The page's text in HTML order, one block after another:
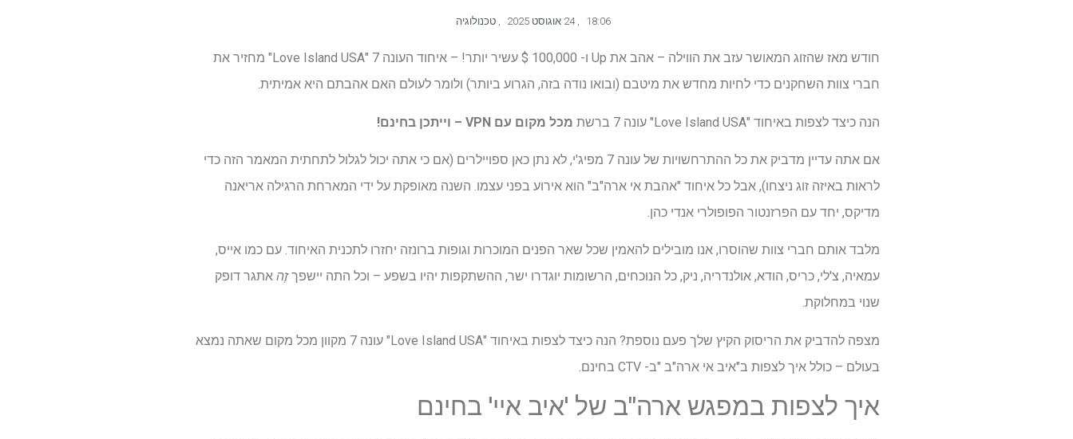
18:06
, 24 אוגוסט 2025 , טכנולוגיה
חודש מאז שהזוג המאושר עזב את הווילה – אהב את Up ו- 100,000 $ עשיר יותר! – איחוד העונה 7 "Love Island USA" מחזיר את
חברי צוות השחקנים כדי לחיות מחדש את מיטבם (ובואו נודה בזה, הגרוע ביותר) ולומר לעולם האם אהבתם היא אמיתית.
הנה כיצד לצפות באיחוד "Love Island USA" עונה 7 ברשת מכל מקום עם VPN – וייתכן בחינם!
אם אתה עדיין מדביק את כל ההתרחשויות של עונה 7 מפיג'י, לא נתן כאן ספויילרים (אם כי אתה יכול לגלול לתחתית המאמר הזה כדי
לראות באיזה זוג ניצחו), אבל כל איחוד "אהבת אי ארה"ב" הוא אירוע בפני עצמו. השנה מאופקת על ידי המארחת הרגילה אריאנה
מדיקס, יחד עם הפרזנטור הפופולרי אנדי כהן.
מלבד אותם חברי צוות שהוסרו, אנו מובילים להאמין שכל שאר הפנים המוכרות וגופות ברונזה יחזרו לתכנית האיחוד. עם כמו אייס,
עמאיה, צ'לי, כריס, הודא, אולנדריה, ניק, כל הנוכחים, הרשומות יוגדרו ישר, ההשתקפות יהיו בשפע – וכל התה יישפךזֶה אתגר דופק
שנוי במחלוקת.
מצפה להדביק את הריסוק הקיץ שלך פעם נוספת? הנה כיצד לצפות באיחוד "Love Island USA" עונה 7 מקוון מכל מקום שאתה נמצא
בעולם – כולל איך לצפות ב"איב אי ארה"ב "ב- CTV בחינם.
איך לצפות במפגש ארה"ב של 'איב איי' בחינם